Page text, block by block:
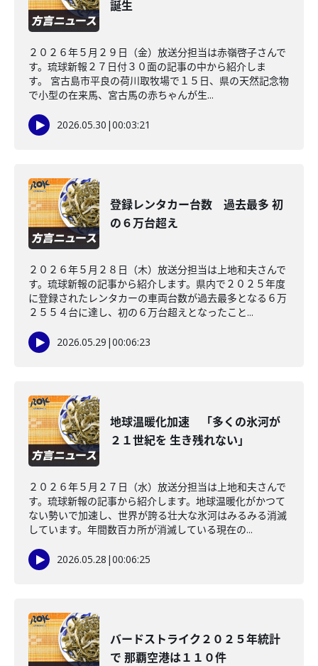
誕生
２０２６年５月２９日（金）放送分担当は赤嶺啓子さんで
す。琉球新報２７日付３０面の記事の中から紹介しま
す。 宮古島市平良の荷川取牧場で１５日、県の天然記念物
で小型の在来馬、宮古馬の赤ちゃんが生...
2026.05.30 |00:03:21
登録レンタカー台数 過去最多 初
の６万台超え
２０２６年５月２８日（木）放送分担当は上地和夫さんで
す。琉球新報の記事から紹介します。県内で２０２５年度
に登録されたレンタカーの車両台数が過去最多となる６万
２５５４台に達し、初の６万台超えとなったこと...
2026.05.29 |00:06:23
地球温暖化加速 「多くの氷河が
２１世紀を 生き残れない」
２０２６年５月２７日（水）放送分担当は上地和夫さんで
す。琉球新報の記事から紹介します。地球温暖化がかつて
ない勢いで加速し、世界が誇る壮大な氷河はみるみる消滅
しています。年間数百カ所が消滅している現在の...
2026.05.28 |00:06:25
バードストライク２０２５年統計
で 那覇空港は１１０件